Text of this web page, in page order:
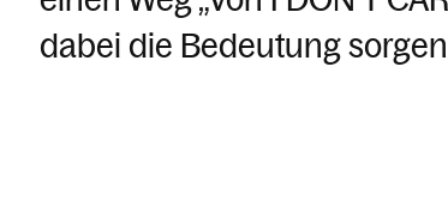
dabei die Bedeutung